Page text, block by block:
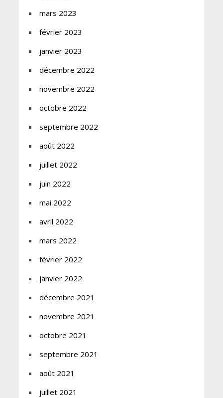
mars 2023
février 2023
janvier 2023
décembre 2022
novembre 2022
octobre 2022
septembre 2022
août 2022
juillet 2022
juin 2022
mai 2022
avril 2022
mars 2022
février 2022
janvier 2022
décembre 2021
novembre 2021
octobre 2021
septembre 2021
août 2021
juillet 2021